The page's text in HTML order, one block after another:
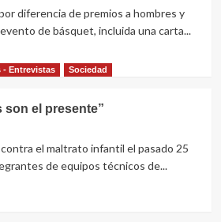
diferencia de premios a hombres y
de básquet, incluida una carta...
- Entrevistas Sociedad
son el presente”
el maltrato infantil el pasado 25
de equipos técnicos de...